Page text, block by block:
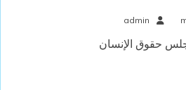
admin
حقوق الإنسان